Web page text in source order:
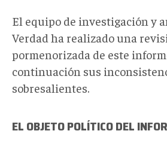
El equipo de investigación y
Verdad ha realizado una
pormenorizada de este
continuación sus
sobresalientes.
EL OBJETO POLÍTICO DEL